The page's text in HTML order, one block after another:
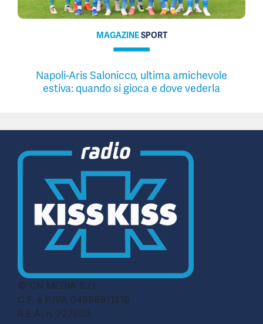
MAGAZINESPORT
Napoli-Aris Salonicco, ultima amichevole
estiva: quando si gioca e dove vederla
© CN MEDIA S.r.l.
C.F. e P.IVA 04998911210
R.E.A. n. 727803